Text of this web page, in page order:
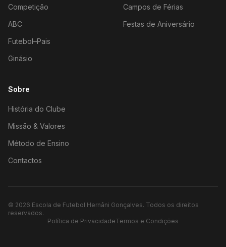
Competição
ABC
Futebol–Pais
Ginásio
Campos de Férias
Festas de Aniversário
Sobre
História do Clube
Missão & Valores
Método de Ensino
Contactos
© 2026 Escola de Futebol Hernâni Gonçalves. Todos os direitos
reservados.
Política de PrivacidadeTermos e Condições